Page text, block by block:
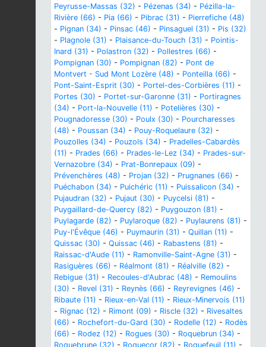
Peyrusse-Massas (32) - Pézenas (34) - Pézilla-la-
Rivière (66) - Pia (66) - Pibrac (31) - Pierrefiche (48)
- Pignan (34) - Pinsac (46) - Pinsaguel (31) - Pis (32)
- Plagnole (31) - Plaisance-du-Touch (31) - Pointis-
Inard (31) - Polastron (32) - Pollestres (66) -
Pompignan (30) - Pompignan (82) - Pont de
Montvert - Sud Mont Lozère (48) - Ponteilla (66) -
Pont-Saint-Esprit (30) - Portel-des-Corbières (11) -
Portes (30) - Portet-sur-Garonne (31) - Portiragnes
(34) - Port-la-Nouvelle (11) - Potelières (30) -
Pougnadoresse (30) - Poulx (30) - Pourcharesses
(48) - Poussan (34) - Pouy-Roquelaure (32) -
Pouzolles (34) - Pouzols (34) - Pradelles-Cabardès
(11) - Prades (66) - Prades-le-Lez (34) - Prades-sur-
Vernazobre (34) - Prat-Bonrepaux (09) -
Prévenchères (48) - Projan (32) - Prugnanes (66) -
Puéchabon (34) - Puichéric (11) - Puissalicon (34) -
Pujaudran (32) - Pujaut (30) - Puycelsi (81) -
Puygaillard-de-Quercy (82) - Puygouzon (81) -
Puylagarde (82) - Puylaroque (82) - Puylaurens (81) -
Puy-l'Évêque (46) - Puymaurin (31) - Quillan (11) -
Quissac (30) - Quissac (46) - Rabastens (81) -
Raissac-d'Aude (11) - Ramonville-Saint-Agne (31) -
Rasiguères (66) - Réalmont (81) - Réalville (82) -
Rebigue (31) - Recoules-d'Aubrac (48) - Remoulins
(30) - Revel (31) - Reynès (66) - Reyrevignes (46) -
Ribaute (11) - Rieux-en-Val (11) - Rieux-Minervois (11)
- Rignac (12) - Rimont (09) - Riscle (32) - Rivesaltes
(66) - Rochefort-du-Gard (30) - Rodelle (12) - Rodès
(66) - Rodez (12) - Rogues (30) - Roquebrun (34) -
Roquebrune (32) - Roquecor (82) - Roquefeuil (11) -